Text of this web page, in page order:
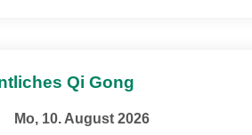
Qi Gong
Mo, 10. August 2026